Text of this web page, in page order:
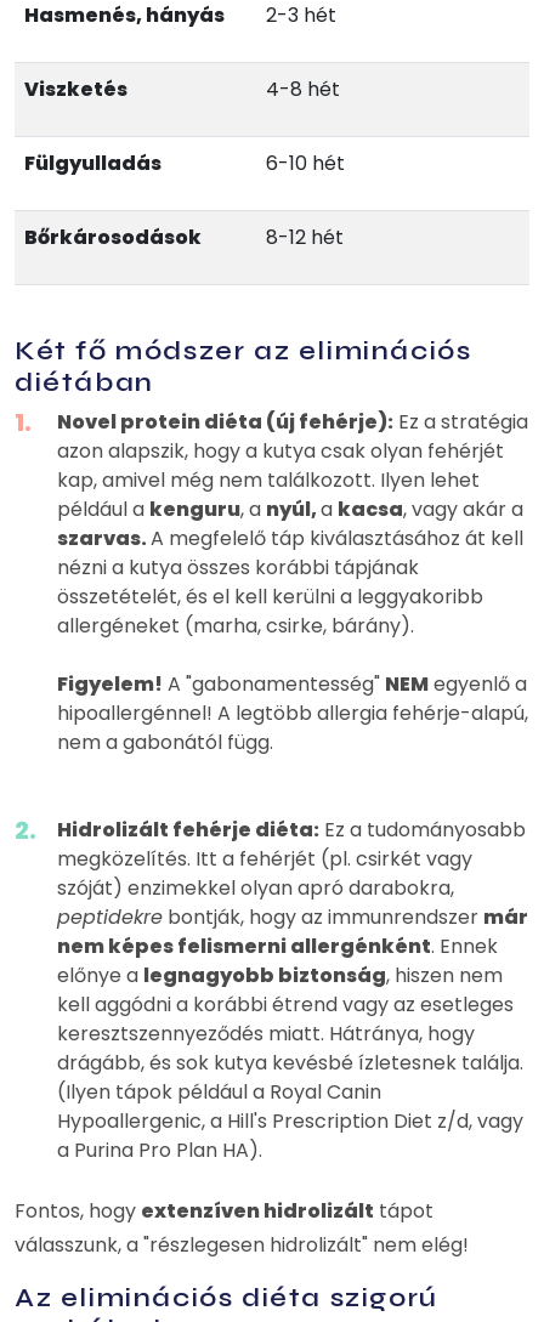
Hasmenés, hányás 2-3 hét
Viszketés 4-8 hét
Fülgyulladás 6-10 hét
Bőrkárosodások 8-12 hét
Két fő módszer az eliminációs
diétában
Novel protein diéta (új fehérje): Ez a stratégia
azon alapszik, hogy a kutya csak olyan fehérjét
kap, amivel még nem találkozott. Ilyen lehet
például a kenguru, a nyúl,a kacsa, vagy akár a
szarvas.A megfelelő táp kiválasztásához át kell
nézni a kutya összes korábbi tápjának
összetételét, és el kell kerülni a leggyakoribb
allergéneket (marha, csirke, bárány).
Figyelem! A "gabonamentesség" NEMegyenlő a
hipoallergénnel! A legtöbb allergia fehérje-alapú,
nem a gabonától függ.
Hidrolizált fehérje diéta: Ez a tudományosabb
megközelítés. Itt a fehérjét (pl. csirkét vagy
szóját) enzimekkel olyan apró darabokra,
peptidekre bontják, hogy az immunrendszer már
nem képes felismerni allergénként. Ennek
előnye a legnagyobb biztonság, hiszen nem
kell aggódni a korábbi étrend vagy az esetleges
keresztszennyeződés miatt. Hátránya, hogy
drágább, és sok kutya kevésbé ízletesnek találja.
(Ilyen tápok például a Royal Canin
Hypoallergenic, a Hill's Prescription Diet z/d, vagy
a Purina Pro Plan HA).
Fontos, hogy extenzíven hidrolizált tápot
válasszunk, a "részlegesen hidrolizált" nem elég!
Az eliminációs diéta szigorú